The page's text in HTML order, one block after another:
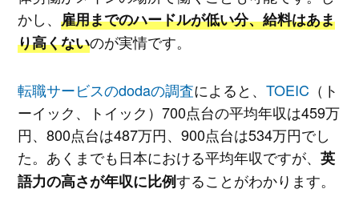
かし、 雇用までのハードルが低い分、給料はあま
り高くないのが実情です。
転職サービスのdodaの調査によると、 TOEIC （ト
ーイック、トイック）700点台の平均年収は459万
円、800点台は487万円、900点台は534万円でし
た。あくまでも日本における平均年収ですが、 英
語力の高さが年収に比例することがわかります。